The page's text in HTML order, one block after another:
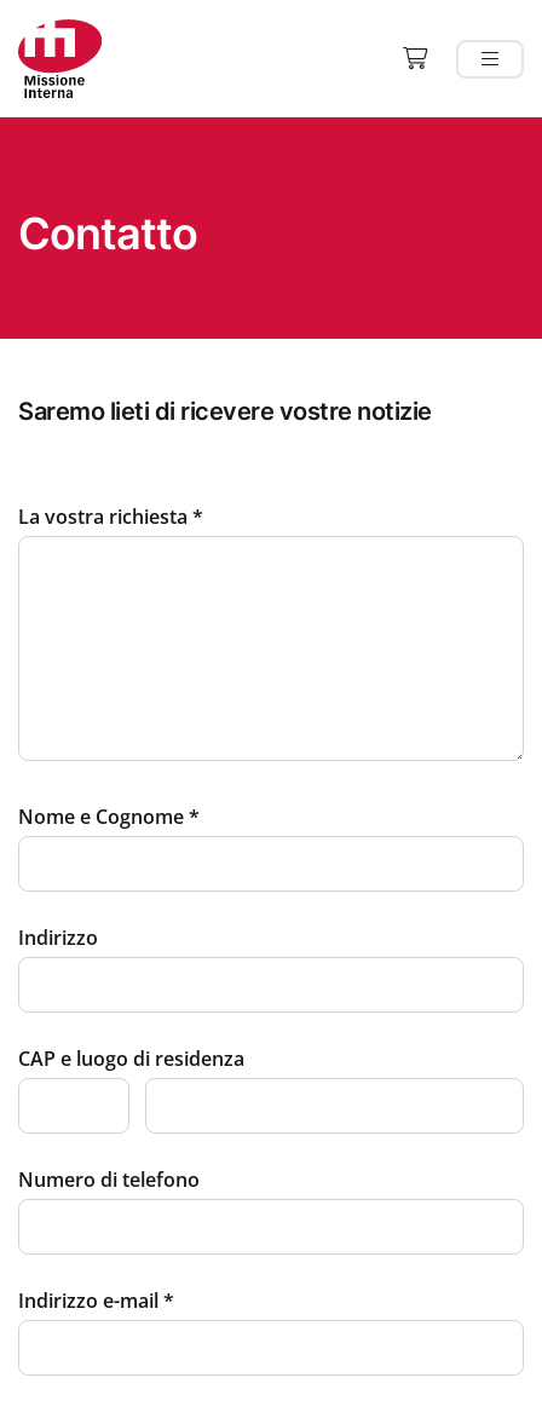
Contatto
Saremo lieti di ricevere vostre notizie
La vostra richiesta *
Nome e Cognome*
Indirizzo
CAP e luogo di residenza
Numero di telefono
Indirizzo e-mail*